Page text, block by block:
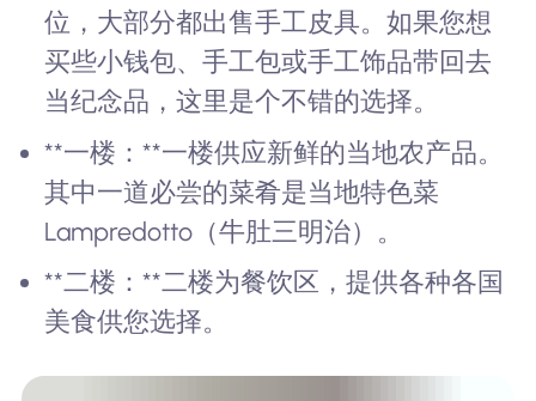
位，大部分都出售手工皮具。如果您想
买些小钱包、手工包或手工饰品带回去
当纪念品，这里是个不错的选择。
**一楼：**一楼供应新鲜的当地农产品。
其中一道必尝的菜肴是当地特色菜
Lampredotto（牛肚三明治）。
**二楼：**二楼为餐饮区，提供各种各国
美食供您选择。